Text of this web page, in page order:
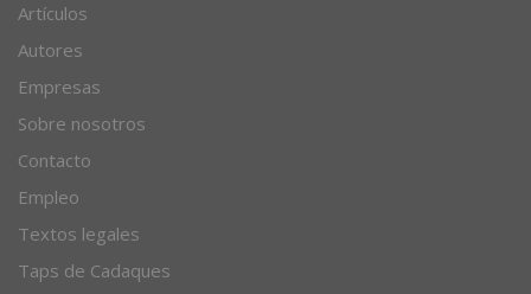
Recetas
Artículos
Autores
Empresas
Sobre nosotros
Contacto
Empleo
Textos legales